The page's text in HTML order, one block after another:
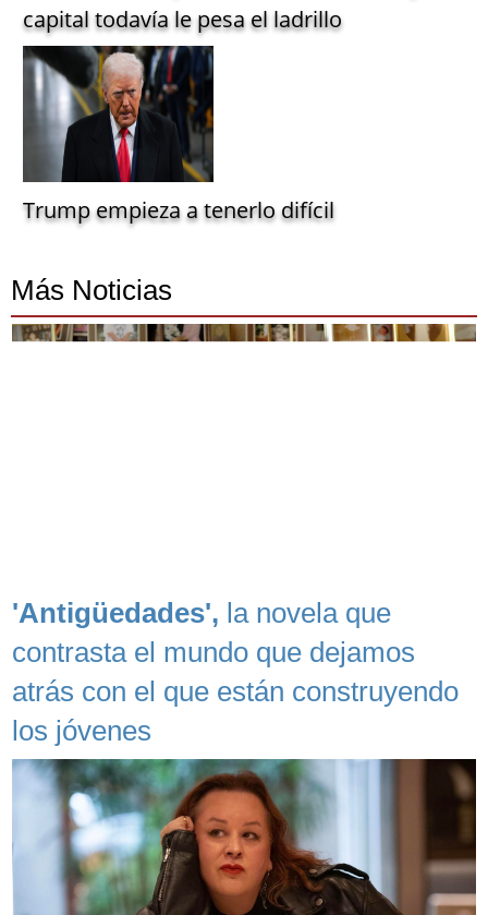
capital todavía le pesa el ladrillo
Trump empieza a tenerlo difícil
Más Noticias
'Antigüedades', la novela que
contrasta el mundo que dejamos
atrás con el que están construyendo
los jóvenes